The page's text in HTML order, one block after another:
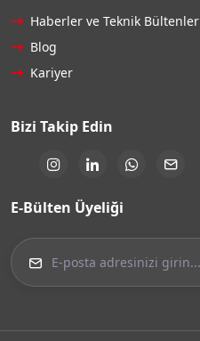
Haberler ve Teknik Bültenler
Blog
Kariyer
Bizi Takip Edin
E-Bülten Üyeliği